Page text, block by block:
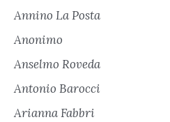
Annino La Posta
Anonimo
Anselmo Roveda
Antonio Barocci
Arianna Fabbri